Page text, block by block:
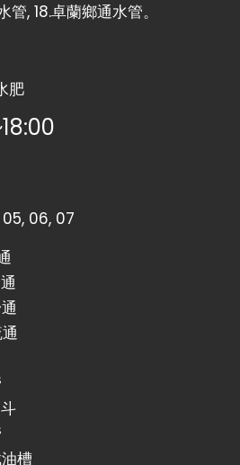
管, 18.卓蘭鄉通水管。
肥
05, 06, 07
槽